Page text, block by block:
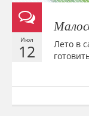
Июл
12
Лето в